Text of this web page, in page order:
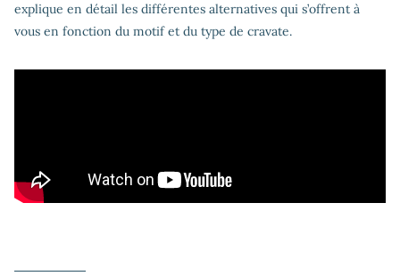
explique en détail les différentes alternatives qui s’offrent à
vous en fonction du motif et du type de cravate.